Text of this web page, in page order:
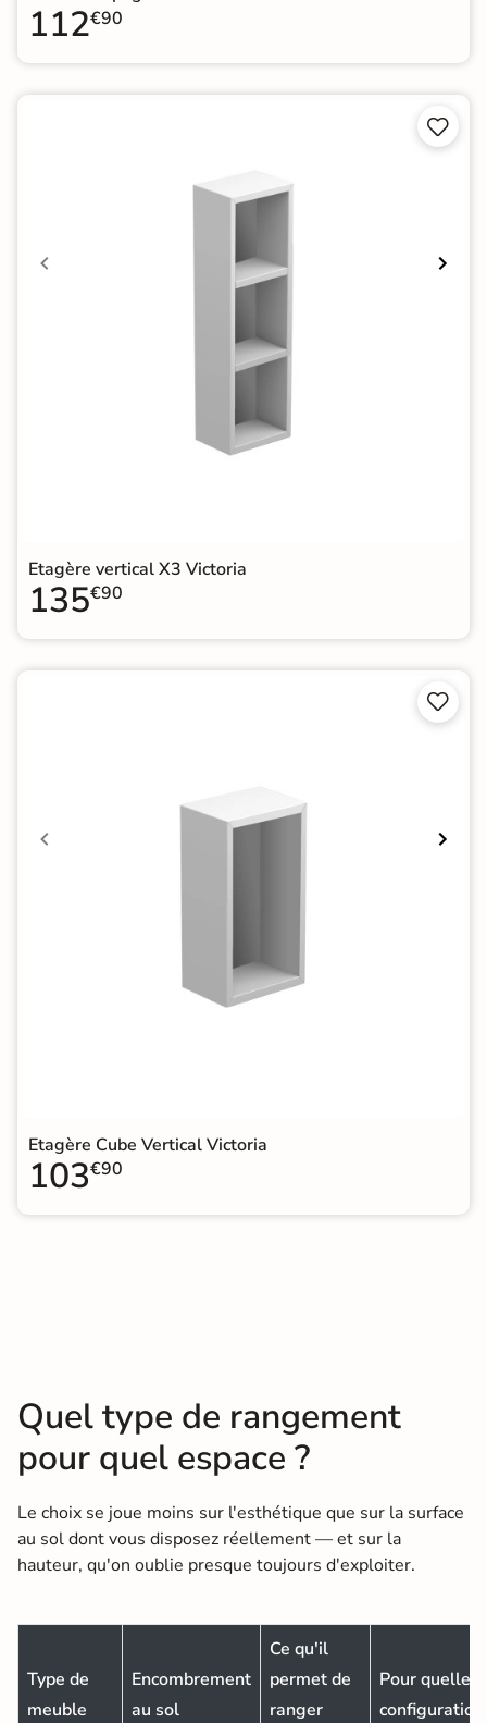
112€90


Etagère vertical X3 Victoria
135€90


Etagère Cube Vertical Victoria
103€90
Quel type de rangement
pour quel espace ?
Le choix se joue moins sur l'esthétique que sur la surface
au sol dont vous disposez réellement — et sur la
hauteur, qu'on oublie presque toujours d'exploiter.
Type de
meuble
Encombrement
au sol
Ce qu'il
permet de
ranger
Pour quelle
configuration